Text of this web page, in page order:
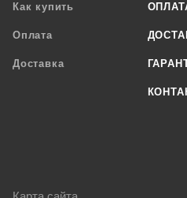
Как купить
Оплата
Доставка